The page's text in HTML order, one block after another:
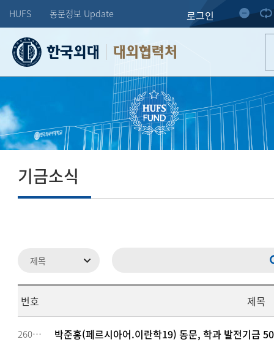
HUFS 동문정보 Update 로그인
대외협력처
기금소식
번호 제목
260658 박준홍(페르시아어.이란학19) 동문, 학과 발전기금